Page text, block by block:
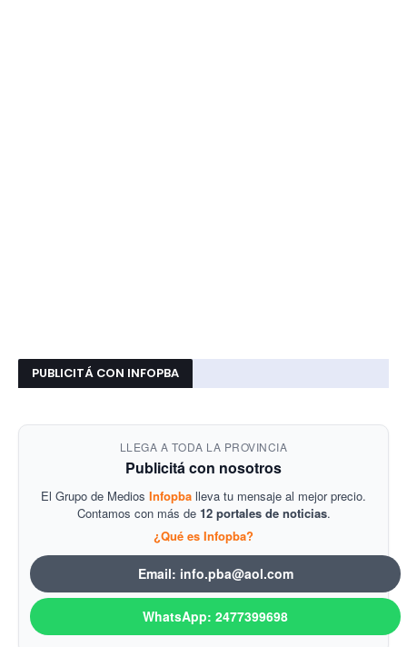
PUBLICITÁ CON INFOPBA
LLEGA A TODA LA PROVINCIA
Publicitá con nosotros
El Grupo de Medios Infopba lleva tu mensaje al mejor precio.
Contamos con más de 12 portales de noticias.
¿Qué es Infopba?
Email: info.pba@aol.com
WhatsApp: 2477399698